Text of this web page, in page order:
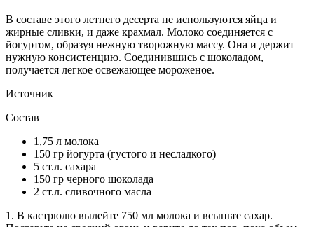
В составе этого летнего десерта не используются яйца и
жирные сливки, и даже крахмал. Молоко соединяется с
йогуртом, образуя нежную творожную массу. Она и держит
нужную консистенцию. Соединившись с шоколадом,
получается легкое освежающее мороженое.
Источник —
Состав
1,75 л молока
150 гр йогурта (густого и несладкого)
5 ст.л. сахара
150 гр черного шоколада
2 ст.л. сливочного масла
1. В кастрюлю вылейте 750 мл молока и всыпьте сахар.